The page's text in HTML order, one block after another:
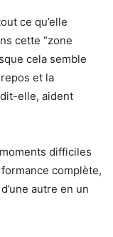
ce qu’elle
cette “zone
cela semble
et la
elle, aident
difficiles
complète,
autre en un